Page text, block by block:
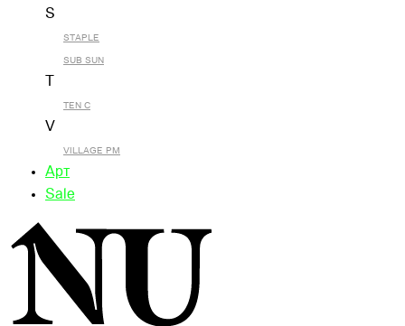
S
STAPLE
SUB SUN
TEN C
V
VILLAGE PM
Арт
Sale